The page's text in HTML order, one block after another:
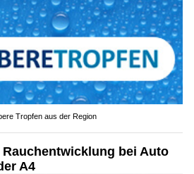
Tropfen aus der Region
bei Auto
A4